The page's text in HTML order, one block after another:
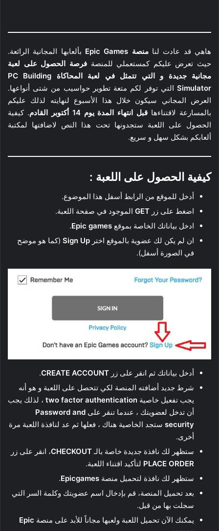
هاهي قد عادت لنامنصة Epic Games
بألعابها المجانية الرائعة.
حيث تعرض عليكم كمستعملي للمنصةفرصة الحصول على لعبة
مجانية جديدة و التي تتمثل في لعبة المحاكاة PC Building
Simulator التي توفر لكم متعة تطوير حواسيب من شتى أنواعها.
العرض المجاني سيكون خلال هذا الأسبوع لنهايته لذلك عليكم
بالمسارعة لاقتناءها قبل انتهاء المدة يوم 14 أكتوبر القادم
. كيفية
الحصول على اللعبة ستجدونها تحت هذا النص لاضافتها لمكتبة
ألعابكم بشكل سهل و سريع.
كيفية الحصول على اللعبة :
أدخل للموقع من الرابط أسفل هذا الموضوع.
اضغط على زر GET الموجود في صفحة اللعبة.
ادخل بياناتك الخاصة بموقع Epic games
.
ان لم يكن لك عضوية بالموقع اختر Sign Up (كما هو موضح
في الصورة أسفل).
أدخل بياناتك ثم انقر على زر CREATE ACCOUNT
.
شرط جديد أضافته المنصة لكي تتحصل على اللعبة و هو أنه
يجب تفعيل خاصية two factor authentication ، لذلك يجب
أن تدخل لعضويتك ، عندما تنقر على Password and
security ستجد الخاصية هناك ، فعلها ثم عد لنافذة اللعبة مرة
أخرى.
ستظهر لك نافذة جديدة خاصة بالـCHECKOUT، انقر على زر
PLACE ORDER لتأكيد اقتناء اللعبة.
ستظهر لك نافذة لتحميل منصة Epicgames
.
بعد تحميل المنصة، قم بإدخال اسم عضويتك وكلمة السر التي
سجلت بها من قبل.
يمكنك الآن تحميل اللعبة ولعبها مجاناً للأبد على منصة Epic